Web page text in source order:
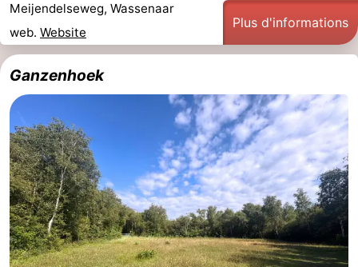
Meijendelseweg, Wassenaar
web. Website
Plus d'informations
Ganzenhoek